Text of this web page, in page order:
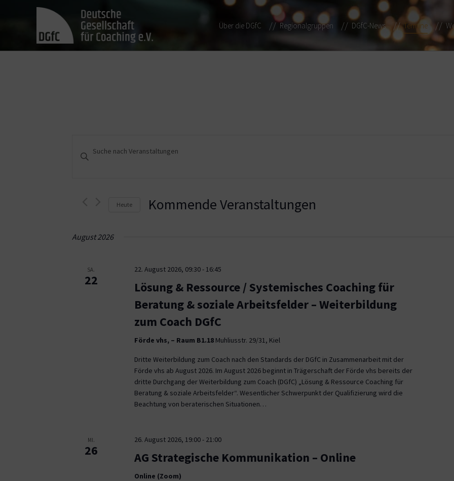
Über die DGfC Regionalgruppen DGfC-News Termine
Veranstaltungen
Suche
Ansichten,
Navigation
Schlüsselwort
Heute Kommende Veranstaltungen
August 2026
SA.
22
22. August 2026, 09:30- 16:45
Lösung & Ressource / Systemisches Coaching für
Beratung & soziale Arbeitsfelder – Weiterbildung
zum Coach DGfC
Förde vhs, – Raum B1.18 Muhliusstr. 29/31, Kiel
Dritte Weiterbildung zum Coach nach den Standards der DGfC in Zusammenarbeit mit der
Förde vhs ab August 2026. Im August 2026 beginnt in Trägerschaft der Förde vhs bereits der
dritte Durchgang der Weiterbildung zum Coach (DGfC) „Lösung & Ressource Coaching für
Beratung & soziale Arbeitsfelder“. Wesentlicher Schwerpunkt der Qualifizierung wird die
Beachtung von beraterischen Situationen…
MI.
26
26. August 2026, 19:00- 21:00
AG Strategische Kommunikation – Online
Online (Zoom)